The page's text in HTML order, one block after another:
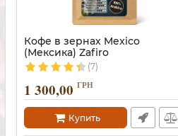
Кофе в зернах Mexico
(Мексика) Zafiro
(7)
1 300,00 ГРН
Купить